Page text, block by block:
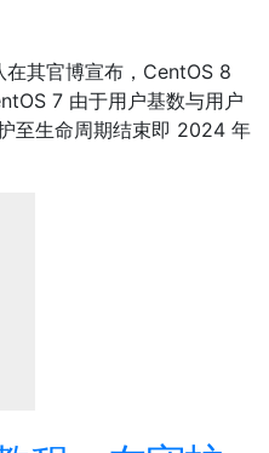
其官博宣布，CentOS 8
7 由于用户基数与用户
至生命周期结束即 2024 年